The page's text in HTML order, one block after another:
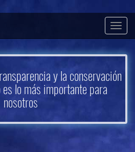
y la conservación
lo más importante para
nosotros